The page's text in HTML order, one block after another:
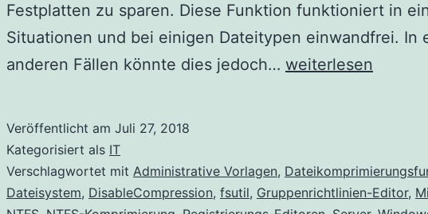
Festplatten zu sparen. Diese Funktion funktioniert in
Situationen und bei einigen Dateitypen einwandfrei. In
anderen Fällen könnte dies jedoch… Aktivieren
NTFS-
Komprimierung
weiterlesen
Veröffentlicht am Juli 27, 2018
Kategorisiert als IT
Verschlagwortet mit Administrative Vorlagen,
Dateisystem, DisableCompression, fsutil, Gruppenrichtlinien-Editor,